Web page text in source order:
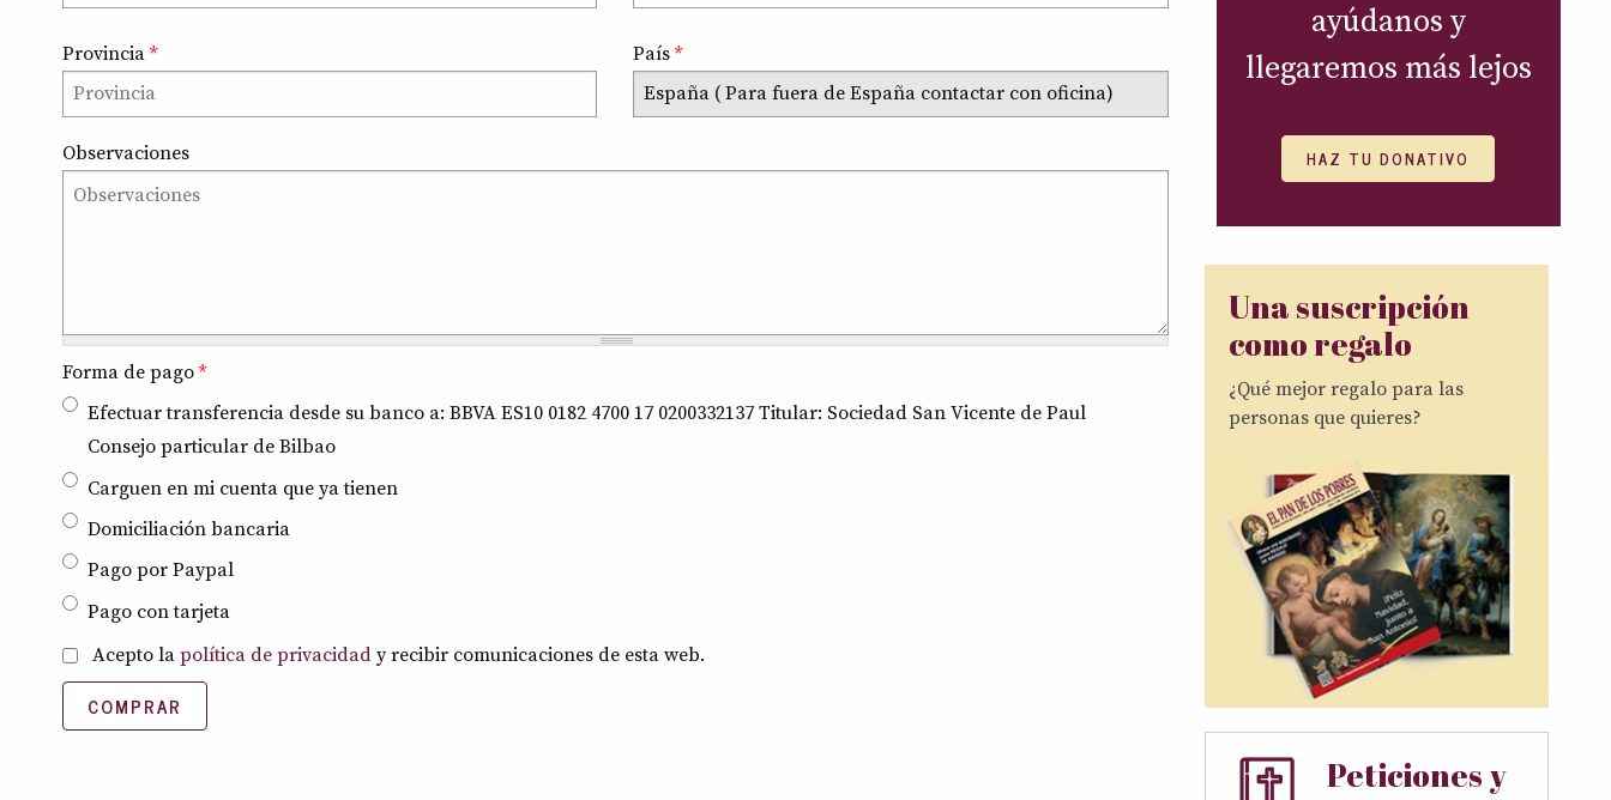
Provincia * País*
Observaciones
Forma de pago *
Efectuar transferencia desde su banco a: BBVA ES10 0182 4700 17 0200332137 Titular: Sociedad San Vicente de Paul
Consejo particular de Bilbao
Carguen en mi cuenta que ya tienen
Domiciliación bancaria
Pago por Paypal
Pago con tarjeta
Política de privacidad*
Acepto la política de privacidad y recibir comunicaciones de esta web.
COMPRAR
ayúdanos y
llegaremos más lejos
HAZ TU DONATIVO
Una suscripción
como regalo
¿Qué mejor regalo para las
personas que quieres?
Peticiones y